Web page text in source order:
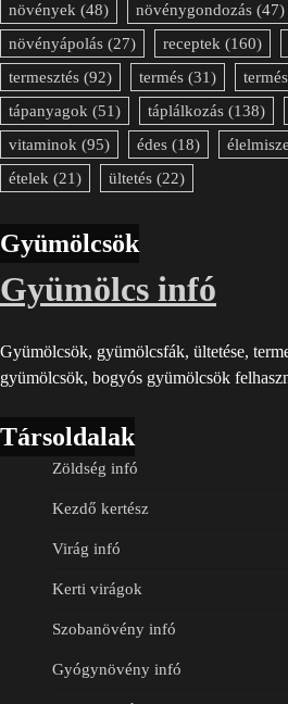
növények (48) növénygondozás (47)
növényápolás (27) receptek (160)
termesztés (92) termés (31)
tápanyagok (51) táplálkozás (138)
vitaminok (95) édes (18)
ételek (21) ültetés (22)
Gyümölcsök
Gyümölcs infó
Gyümölcsök, gyümölcsfák, ültetése,
gyümölcsök, bogyós gyümölcsök
Társoldalak
Zöldség infó
Kezdő kertész
Virág infó
Kerti virágok
Szobanövény infó
Gyógynövény infó